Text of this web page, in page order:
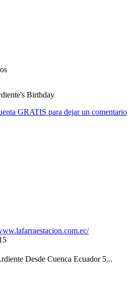
Birthday
GRATIS para dejar un comentario
Desde Cuenca Ecuador 5...